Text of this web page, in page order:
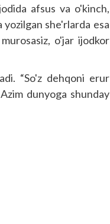
afsus va o'kinch,
she'rlarda esa
o'jar ijodkor
“So'z dehqoni erur
dunyoga shunday